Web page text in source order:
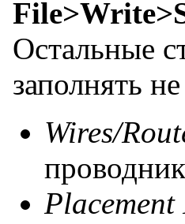
Остальные
заполнять
Wires/